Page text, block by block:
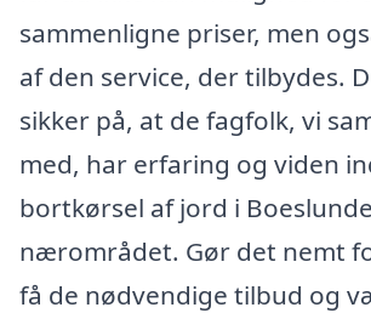
sammenligne priser, men
af den service, der tilbydes.
sikker på, at de fagfolk, vi
med, har erfaring og viden
bortkørsel af jord i
nærområdet. Gør det nemt
få de nødvendige tilbud og